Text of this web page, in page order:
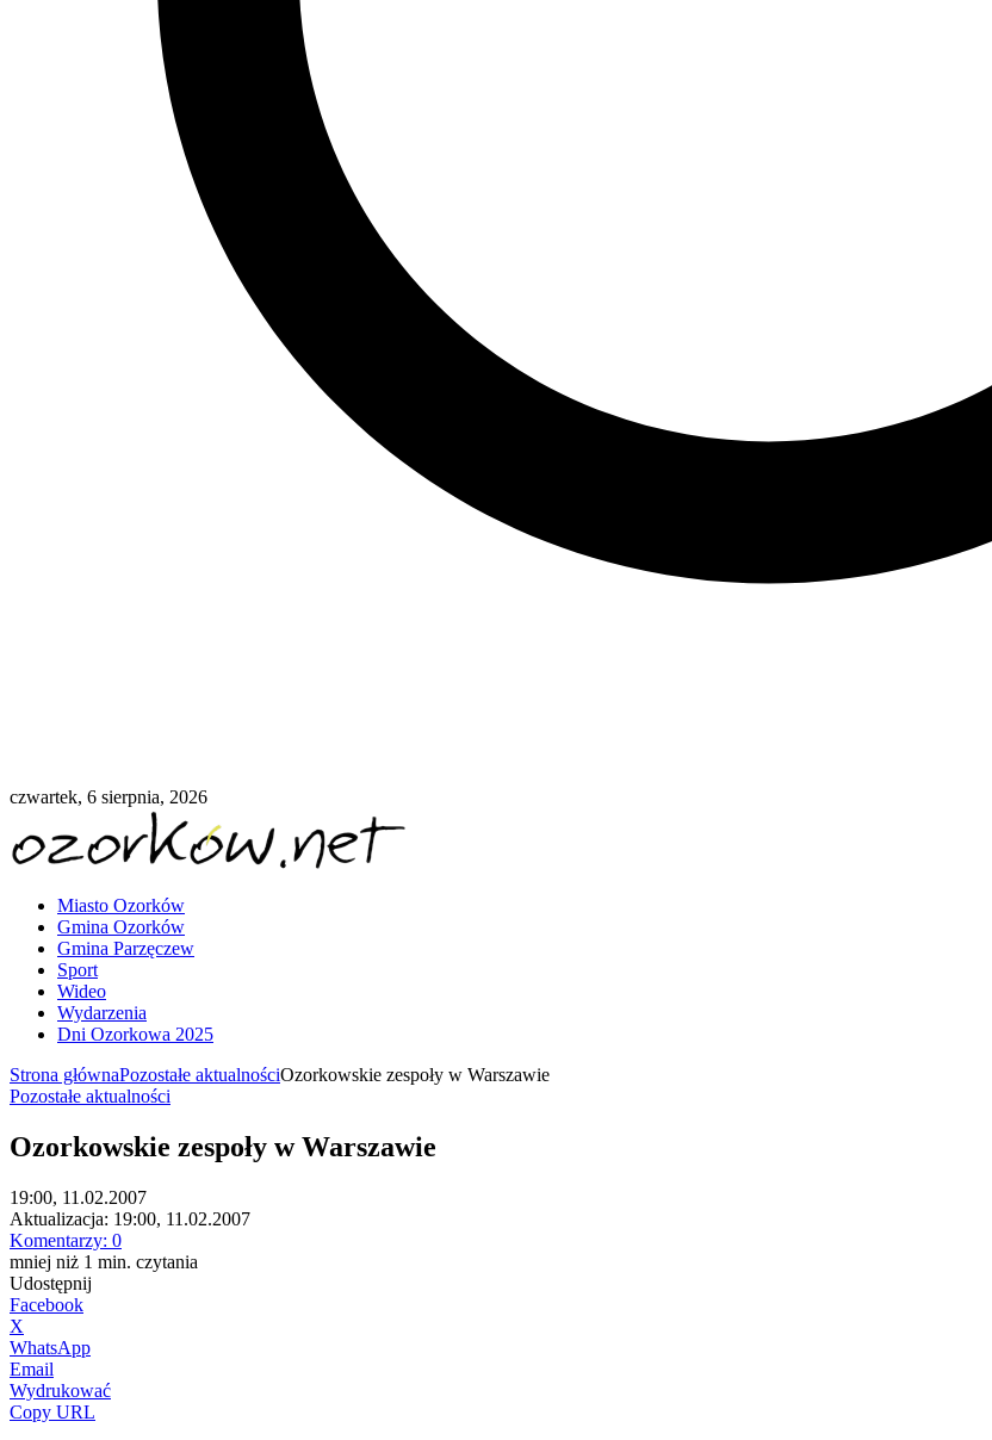
czwartek, 6 sierpnia, 2026
Miasto Ozorków
Gmina Ozorków
Gmina Parzęczew
Sport
Wideo
Wydarzenia
Dni Ozorkowa 2025
Strona głównaPozostałe aktualnościOzorkowskie zespoły w Warszawie
Pozostałe aktualności
Ozorkowskie zespoły w Warszawie
19:00, 11.02.2007
Aktualizacja: 19:00, 11.02.2007
Komentarzy: 0
mniej niż 1 min. czytania
Udostępnij
Facebook
X
WhatsApp
Email
Wydrukować
Copy URL